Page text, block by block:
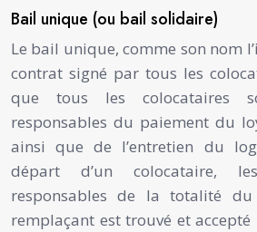
Bail unique (ou bail solidaire)
Le bail unique, comme son nom
contrat signé par tous les
que tous les colocataires
responsables du paiement du
ainsi que de l’entretien du
départ d’un colocataire,
responsables de la totalité
remplaçant est trouvé et